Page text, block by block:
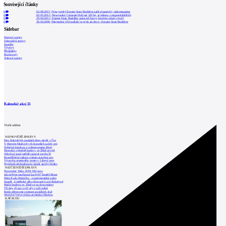
Související články
0 03.08.2015 |Newyorský Empire State Building zažil gigantický videomapping
0
03.05.2011 | Newyorská Carnegie Hall má 120 let, je jednou z nejprestižnějších
0
29.04.2011 | Empire State Building zatím tají barvy, kterými oslaví výročí
0 30.04.2006 |Majestátní 103 podlaží ve stylu art deco - Empire State Building
Sidebar
Domácí zprávy
Zahraniční zprávy
Soutěže
Výstavy
Přednášky
Rozhovory
Tiskové zprávy
Kalendář akcí 15
Vložit událost
NEJNOVĚJŠÍ ZPRÁVY
Den židovských památek dnes otevře v Čes
V Horním Maršově v Krkonoších začaly prá
Světelné instalace a videomapping lákají
Demolici vyhořelé budovy ve Zlíně urychl
Odvolací soud nařídil zastavit stavbu Tr
Kroměřížská radnice získala stavební pov
Výstavba urgentního centra v Liberci ome
Nymburk přehodnocuje záměr stavby školky
NEJČTENĚJŠÍ ZPRÁVY
November Talks 2018: M.Corea
Jak nejlépe navrhnout kuchyň? Soutěž Blum
Dům Karla Hubáčka – experimentální rodin
Soutěž „Umělecké dílo věnované Lucii Bakešové
Hořící budova ve Zlíně se na dvou místec
Tři dny, tři noci a tři vily v záři světel
Kolín připravuje centrum sociálních služ
World of Volvo očima architekta Martina
KATALOG